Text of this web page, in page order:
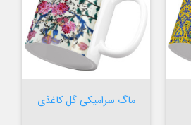
ماگ سرامیکی گل کاغذی